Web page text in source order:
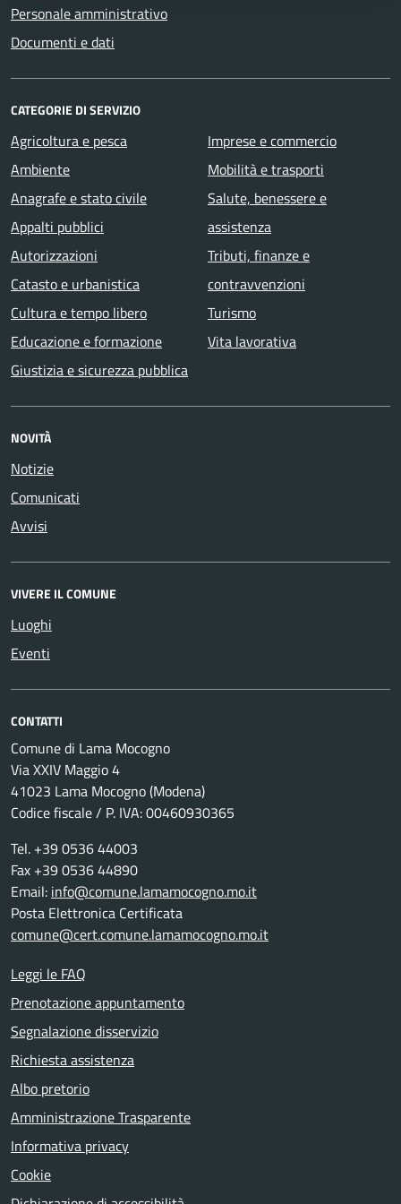
Personale amministrativo
Documenti e dati
CATEGORIE DI SERVIZIO
Agricoltura e pesca
Ambiente
Anagrafe e stato civile
Appalti pubblici
Autorizzazioni
Catasto e urbanistica
Cultura e tempo libero
Educazione e formazione
Giustizia e sicurezza pubblica
Imprese e commercio
Mobilità e trasporti
Salute, benessere e
assistenza
Tributi, finanze e
contravvenzioni
Turismo
Vita lavorativa
NOVITÀ
Notizie
Comunicati
Avvisi
VIVERE IL COMUNE
Luoghi
Eventi
CONTATTI
Comune di Lama Mocogno
Via XXIV Maggio 4
41023 Lama Mocogno (Modena)
Codice fiscale / P. IVA: 00460930365
Tel. +39 0536 44003
Fax +39 0536 44890
Email: info@comune.lamamocogno.mo.it
Posta Elettronica Certificata
comune@cert.comune.lamamocogno.mo.it
Leggi le FAQ
Prenotazione appuntamento
Segnalazione disservizio
Richiesta assistenza
Albo pretorio
Amministrazione Trasparente
Informativa privacy
Cookie